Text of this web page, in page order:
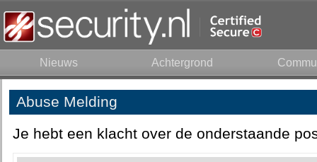
Nieuws Achtergrond
Abuse Melding
Je hebt een klacht over de onderstaande